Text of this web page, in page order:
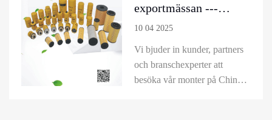
exportmässan ---
Grönfilter hydrauliska
10 04 2025
Vi bjuder in kunder, partners
och branschexperter att
besöka vår monter på China